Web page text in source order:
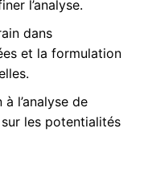
l’analyse.
dans
et la formulation
l’analyse de
les potentialités